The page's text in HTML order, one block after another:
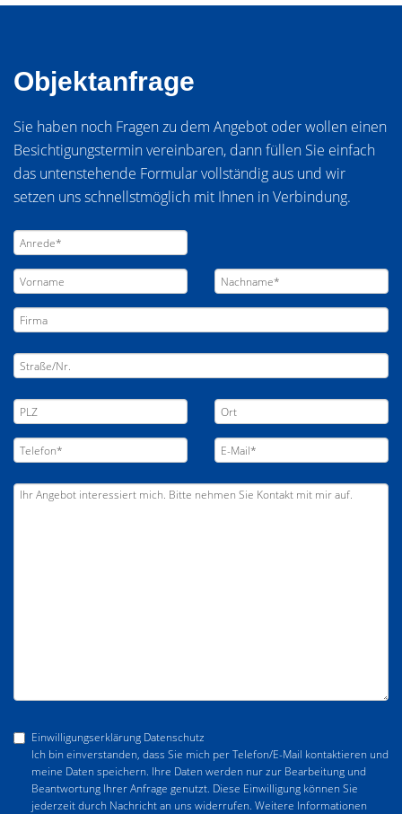
Objektanfrage
Sie haben noch Fragen zu dem Angebot oder wollen einen
Besichtigungstermin vereinbaren, dann füllen Sie einfach
das untenstehende Formular vollständig aus und wir
setzen uns schnellstmöglich mit Ihnen in Verbindung.
Einwilligungserklärung Datenschutz
Ich bin einverstanden, dass Sie mich per Telefon/E-Mail kontaktieren und
meine Daten speichern. Ihre Daten werden nur zur Bearbeitung und
Beantwortung Ihrer Anfrage genutzt. Diese Einwilligung können Sie
jederzeit durch Nachricht an uns widerrufen. Weitere Informationen